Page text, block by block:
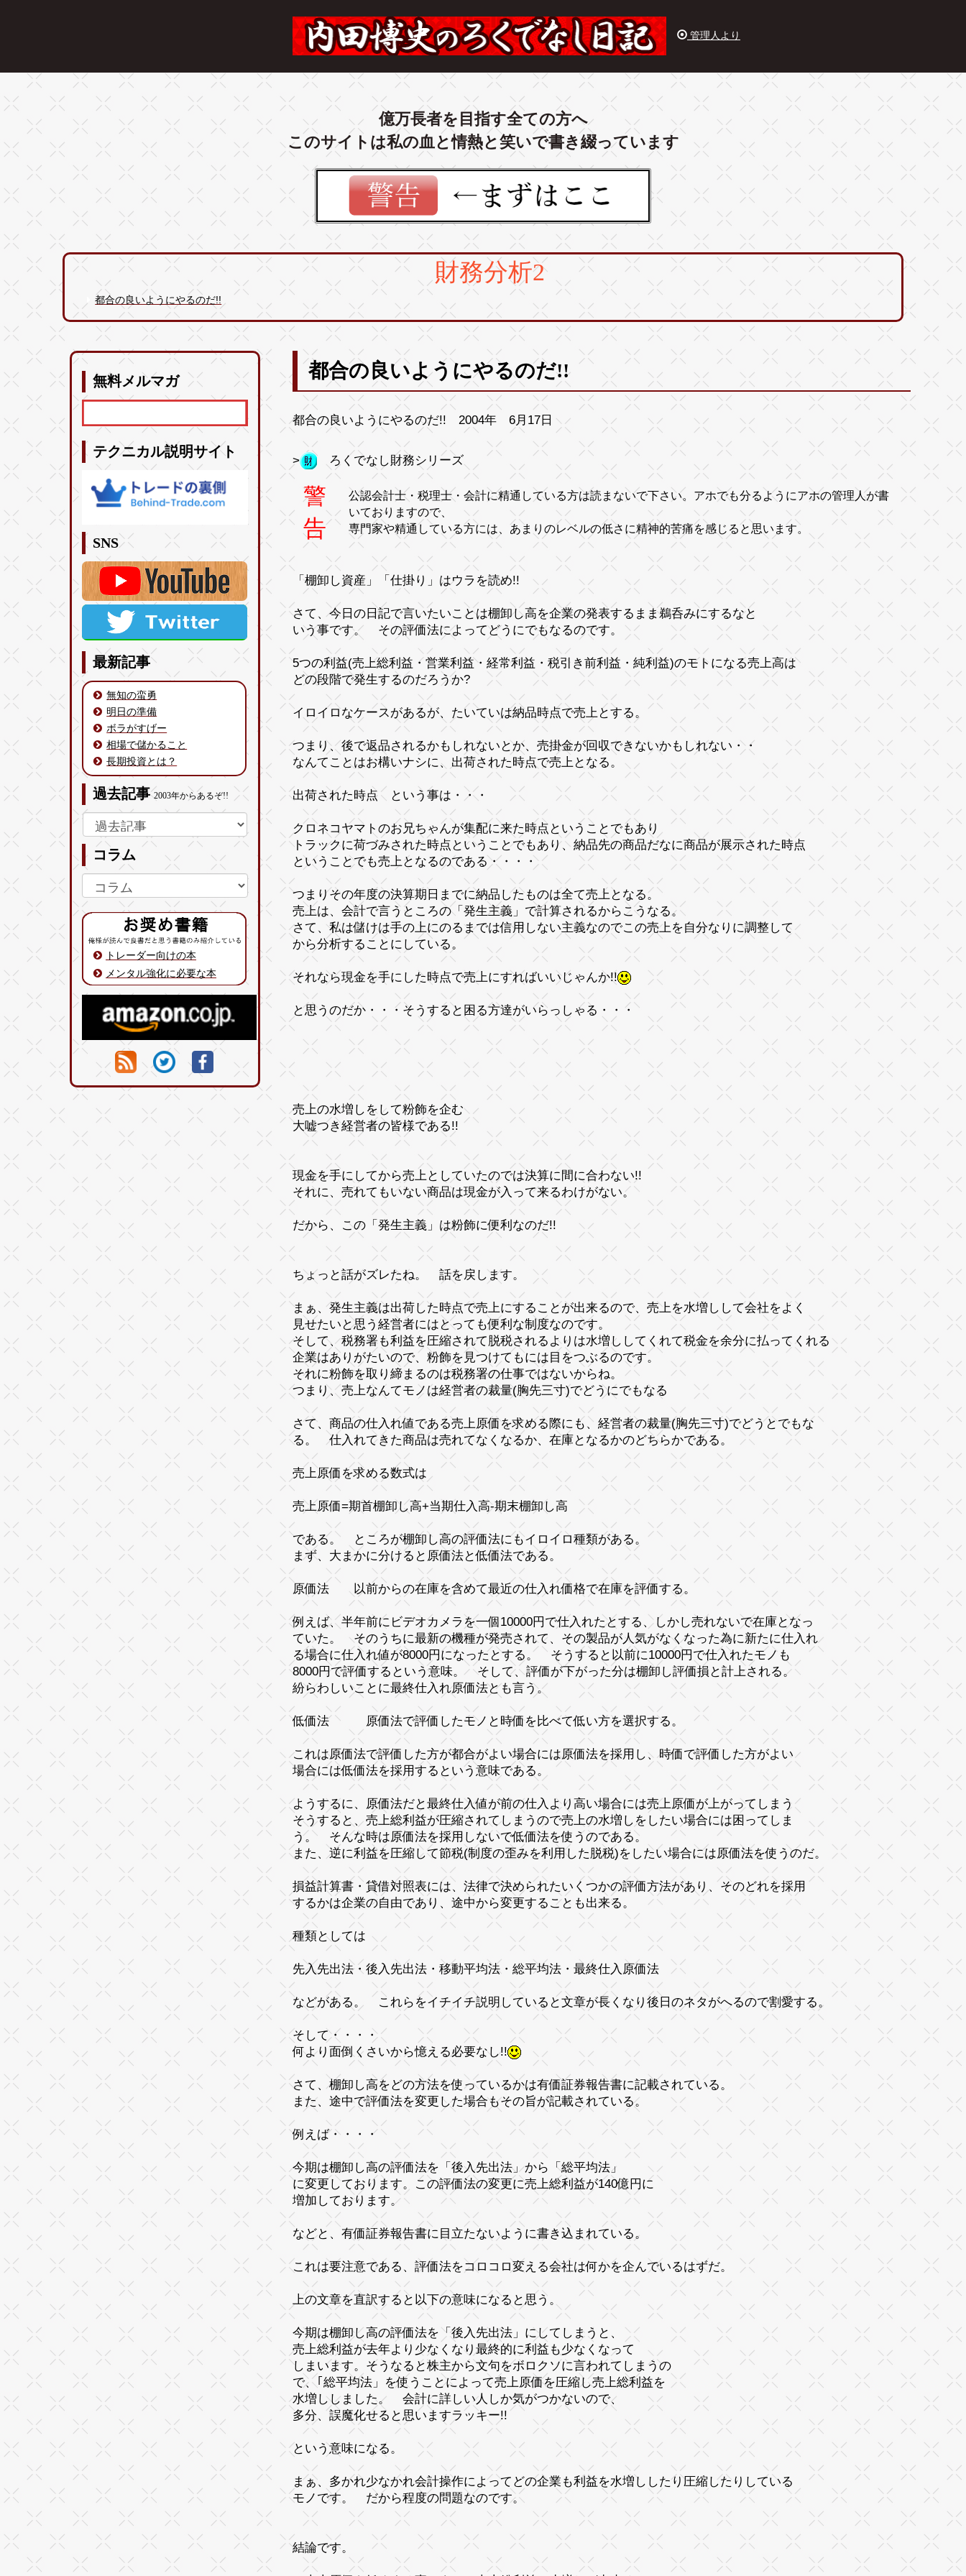
管理人より
億万長者を目指す全ての方へ
このサイトは私の血と情熱と笑いで書き綴っています
財務分析2
都合の良いようにやるのだ!!
無料メルマガ
テクニカル説明サイト
SNS
最新記事
無知の蛮勇
明日の準備
ボラがすげー
相場で儲かること
長期投資とは？
過去記事2003年からあるぞ!!
コラム
トレーダー向けの本
メンタル強化に必要な本
都合の良いようにやるのだ!!
都合の良いようにやるのだ!! 2004年 6月17日
> ろくでなし財務シリーズ
警
告
公認会計士・税理士・会計に精通している方は読まないで下さい。アホでも分るようにアホの管理人が書
いておりますので、
専門家や精通している方には、あまりのレベルの低さに精神的苦痛を感じると思います。
「棚卸し資産」「仕掛り」はウラを読め!!
さて、今日の日記で言いたいことは棚卸し高を企業の発表するまま鵜呑みにするなと
いう事です。
その評価法によってどうにでもなるのです。
5つの利益(売上総利益・営業利益・経常利益・税引き前利益・純利益)のモトになる売上高は
どの段階で発生するのだろうか?
イロイロなケースがあるが、たいていは納品時点で売上とする。
つまり、後で返品されるかもしれないとか、売掛金が回収できないかもしれない・・
なんてことはお構いナシに、出荷された時点で売上となる。
出荷された時点 という事は・・・
クロネコヤマトのお兄ちゃんが集配に来た時点ということでもあり
トラックに荷づみされた時点ということでもあり、納品先の商品だなに商品が展示された時点
ということでも売上となるのである・・・・
つまりその年度の決算期日までに納品したものは全て売上となる。
売上は、会計で言うところの「発生主義」 で計算されるからこうなる。
さて、私は儲けは手の上にのるまでは信用しない主義なのでこの売上を自分なりに調整して
から分析することにしている。
それなら現金を手にした時点で売上にすればいいじゃんか!!
と思うのだか・・・そうすると困る方達がいらっしゃる・・・
売上の水増しをして粉飾を企む
大嘘つき経営者の皆様である!!
現金を手にしてから売上としていたのでは決算に間に合わない!!
それに、売れてもいない商品は現金が入って来るわけがない。
だから、この「発生主義」は粉飾に便利なのだ!!
ちょっと話がズレたね。 話を戻します。
まぁ、発生主義は出荷した時点で売上にすることが出来るので、売上を水増しして会社をよく
見せたいと思う経営者にはとっても便利な制度なのです。
そして、税務署も利益を圧縮されて脱税されるよりは水増ししてくれて税金を余分に払ってくれる
企業はありがたいので、粉飾を見つけてもには目をつぶるのです。
それに粉飾を取り締まるのは税務署の仕事ではないからね。
つまり、売上なんてモノは経営者の裁量(胸先三寸)でどうにでもなる
さて、商品の仕入れ値である売上原価を求める際にも、経営者の裁量(胸先三寸)でどうとでもな
る。 仕入れてきた商品は売れてなくなるか、在庫となるかのどちらかである。
売上原価を求める数式は
売上原価=期首棚卸し高+当期仕入高-期末棚卸し高
である。 ところが棚卸し高の評価法にもイロイロ種類がある。
まず、大まかに分けると 原価法と低価法である。
原価法 以前からの在庫を含めて最近の仕入れ価格で在庫を評価する。
例えば、半年前にビデオカメラを一個10000円で仕入れたとする、しかし売れないで在庫となっ
ていた。 そのうちに最新の機種が発売されて、その製品が人気がなくなった為に新たに仕入れ
る場合に仕入れ値が8000円になったとする。 そうすると以前に10000円で仕入れたモノも
8000円で評価するという意味。 そして、評価が下がった分は棚卸し評価損 と計上される。
紛らわしいことに最終仕入れ原価法とも言う。
低価法 原価法で評価したモノと時価を比べて低い方を選択する。
これは原価法で評価した方が都合がよい場合には原価法を採用し、時価で評価した方がよい
場合には低価法を採用するという意味である。
ようするに、原価法だと最終仕入値が前の仕入より高い場合には売上原価が上がってしまう
そうすると、売上総利益が圧縮されてしまうので売上の水増し をしたい場合には困ってしま
う。 そんな時は原価法を採用しないで低価法を使うのである。
また、逆に利益を圧縮して節税(制度の歪みを利用した脱税)をしたい場合には原価法を使うのだ。
損益計算書・貸借対照表には、法律で決められたいくつかの評価方法があり、そのどれを採用
するかは企業の自由であり、途中から変更することも出来る。
種類としては
先入先出法・後入先出法・移動平均法・総平均法・最終仕入原価法
などがある。 これらをイチイチ説明していると文章が長くなり後日のネタがへるので割愛する。
そして・・・・
何より面倒くさいから憶える必要なし!!
さて、棚卸し高をどの方法を使っているかは有価証券報告書に記載されている。
また、途中で評価法を変更した場合もその旨が記載されている。
例えば・・・・
今期は棚卸し高の評価法を「後入先出法」から「総平均法」
に変更しております。この評価法の変更に売上総利益が140億円に
増加しております。
などと、有価証券報告書に目立たないように書き込まれている。
これは要注意である、評価法をコロコロ変える会社は何かを企んでいるはずだ。
上の文章を直訳すると以下の意味になると思う。
今期は棚卸し高の評価法を「後入先出法」にしてしまうと、
売上総利益が去年より少なくなり最終的に利益も少なくなって
しまいます。そうなると株主から文句をボロクソに言われてしまうの
で、｢総平均法」を使うことによって売上原価を圧縮し売上総利益を
水増ししました。 会計に詳しい人しか気がつかないので、
多分、誤魔化せると思いますラッキー!!
という意味になる。
まぁ、多かれ少なかれ会計操作によってどの企業も利益を水増ししたり圧縮したりしている
モノです。 だから程度の問題なのです。
結論です。